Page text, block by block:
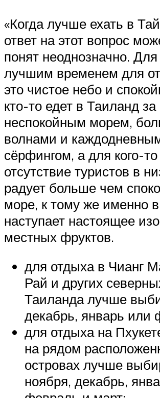
«Когда лучше ехать в
ответ на этот вопрос
понят неоднозначно. Для
лучшим временем для
это чистое небо и
кто-то едет в Таиланд за
неспокойным морем,
волнами и
сёрфингом, а для кого-то
отсутствие туристов в
радует больше чем
море, к тому же именно
наступает настоящее
местных фруктов.
для отдыха в Чианг
Рай и других
Таиланда лучше
декабрь, январь или
для отдыха на
на рядом
островах лучше
ноября, декабрь,